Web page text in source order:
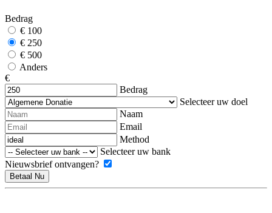
Bedrag
€ 100
€ 250
€ 500
Anders
€
Bedrag
Selecteer uw doel
Naam
Email
Method
Selecteer uw bank
Nieuwsbrief ontvangen?
Betaal Nu